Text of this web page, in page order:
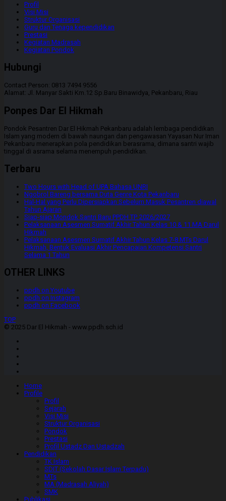
Profil
Visi Misi
Struktur Organisasi
Guru dan Tenaga kependidikan
Prestasi
Kegiatan Madrasah
Kegiatan Pondok
Hubungi
Contact Person: 0813 7494 9556
Alamat: Jl. Manyar Sakti Km.12 Sp.Baru Binawidya, Pekanbaru, Riau
Ponpes Dar El Hikmah
Pondok Pesantren Dar El Hikmah Pekanbaru adalah lembaga pendidikan
Islam yang modern di bawah naungan dan pengawasan Yayasan Nur Iman
Pekanbaru menerapkan pola pendidikan berasrama, dimana santri wajib
tinggal di asrama selama menempuh pendidikan.
Terbaru
Two Hours with Head of UPA Bahasa UNRI
Ngobrol Bareng bersama Duta Genre Kota Pekanbaru
Hal-Hal yang Perlu Dipersiapkan Sebelum Masuk Pesantren diawal
Tahun Ajaran
Siap-siap Mondok Santri Baru PPDH TP. 2026/2027
Pelaksanaan Asesmen Sumatif Akhir Tahun Kelas 10 & 11 MA Darul
Hikmah
Pelaksanaan Asesmen Sumatif Akhir Tahun Kelas 7-8 MTs Darul
Hikmah, Bentuk Evaluasi Akhir Pencapaian Kompetensi Santri
Selama 1 Tahun
OTHER LINKS
ppdh on Youtube
ppdh on Instagram
ppdh on Facebook
TOP
© 2025 Dar El Hikmah - www.ppdh.sch.id
Home
Profile
Profil
Sejarah
Visi Misi
Struktur Organisasi
Pondok
Prestasi
Profil Ustadz Dan Ustadzah
Pendidikan
TK Islam
SDIT (Sekolah Dasar Islam Terpadu)
MTs
MA (Madrasah Aliyah)
SMK
Publikasi